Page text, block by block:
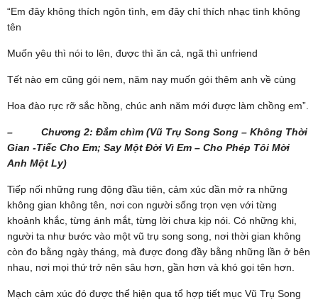
“Em đây không thích ngôn tình, em đây chỉ thích nhạc tình không
tên
Muốn yêu thì nói to lên, được thì ăn cả, ngã thì unfriend
Tết nào em cũng gói nem, năm nay muốn gói thêm anh về cùng
Hoa đào rực rỡ sắc hồng, chúc anh năm mới được làm chồng em”.
– Chương 2: Đắm chìm (Vũ Trụ Song Song – Không Thời
Gian -Tiếc Cho Em; Say Một Đời Vì Em – Cho Phép Tôi Mời
Anh Một Ly)
Tiếp nối những rung động đầu tiên, cảm xúc dần mở ra những
không gian không tên, nơi con người sống trọn vẹn với từng
khoảnh khắc, từng ánh mắt, từng lời chưa kịp nói. Có những khi,
người ta như bước vào một vũ trụ song song, nơi thời gian không
còn đo bằng ngày tháng, mà được đong đầy bằng những lần ở bên
nhau, nơi mọi thứ trở nên sâu hơn, gần hơn và khó gọi tên hơn.
Mạch cảm xúc đó được thể hiện qua tổ hợp tiết mục Vũ Trụ Song